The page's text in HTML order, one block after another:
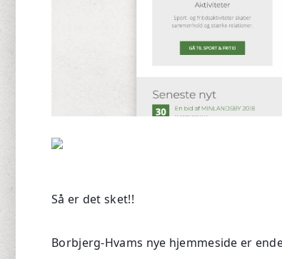
Så er det sket!!
Borbjerg-Hvams nye hjemmeside er